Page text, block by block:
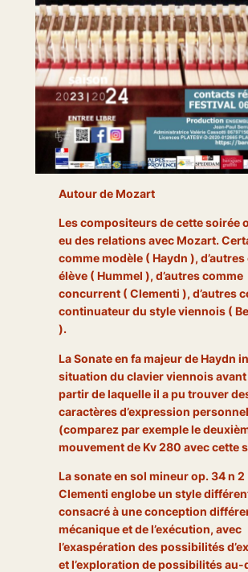
Autour de Mozart
Les compositeurs de cette soirée
eu des relations avec Mozart.
comme modèle ( Haydn ),
élève ( Hummel ), d’autres comme
concurrent ( Clementi ), d’autres
continuateur du style viennois (
).
La Sonate en fa majeur de Haydn
situation du clavier viennois avant
partir de laquelle il a pu trouver
caractères d’expression
(comparez par exemple le
mouvement de Kv 280 avec cette
La sonate en sol mineur op. 34 n
Clementi englobe un style
consacré à une conception
mécanique et de l’exécution, avec
l’exaspération des possibilités
et l’exploration de possibilités au-